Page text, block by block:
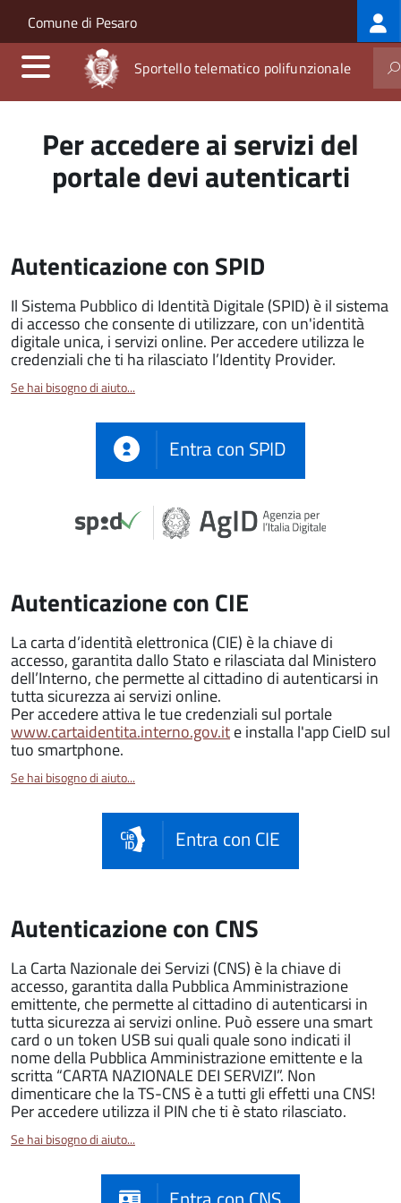
Salta al contenuto principale
Skip to site navigation
Comune di Pesaro
Sportello telematico polifunzionale
Per accedere ai servizi del
portale devi autenticarti
Autenticazione con SPID
Il Sistema Pubblico di Identità Digitale (SPID) è il sistema
di accesso che consente di utilizzare, con un'identità
digitale unica, i servizi online. Per accedere utilizza le
credenziali che ti ha rilasciato l’Identity Provider.
Se hai bisogno di aiuto...
Entra con SPID
Autenticazione con CIE
La carta d’identità elettronica (CIE) è la chiave di
accesso, garantita dallo Stato e rilasciata dal Ministero
dell’Interno, che permette al cittadino di autenticarsi in
tutta sicurezza ai servizi online.
Per accedere attiva le tue credenziali sul portale
www.cartaidentita.interno.gov.ite installa l'app CieID sul
tuo smartphone.
Se hai bisogno di aiuto...
Entra con CIE
Autenticazione con CNS
La Carta Nazionale dei Servizi (CNS) è la chiave di
accesso, garantita dalla Pubblica Amministrazione
emittente, che permette al cittadino di autenticarsi in
tutta sicurezza ai servizi online. Può essere una smart
card o un token USB sui quali quale sono indicati il
nome della Pubblica Amministrazione emittente e la
scritta “CARTA NAZIONALE DEI SERVIZI”. Non
dimenticare che la TS-CNS è a tutti gli effetti una CNS!
Per accedere utilizza il PIN che ti è stato rilasciato.
Se hai bisogno di aiuto...